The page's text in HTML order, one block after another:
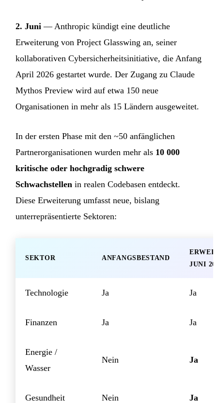
2. Juni — Anthropic kündigt eine deutliche
Erweiterung von Project Glasswing an, seiner
kollaborativen Cybersicherheitsinitiative, die Anfang
April 2026 gestartet wurde. Der Zugang zu Claude
Mythos Preview wird auf etwa 150 neue
Organisationen in mehr als 15 Ländern ausgeweitet.
In der ersten Phase mit den ~50 anfänglichen
Partnerorganisationen wurden mehr als 10 000
kritische oder hochgradig schwere
Schwachstellen in realen Codebasen entdeckt.
Diese Erweiterung umfasst neue, bislang
unterrepräsentierte Sektoren:
SEKTOR ANFANGSBESTAND
JUNI
Technologie Ja Ja
Finanzen Ja Ja
Energie /
Wasser
Nein Ja
Gesundheit Nein Ja